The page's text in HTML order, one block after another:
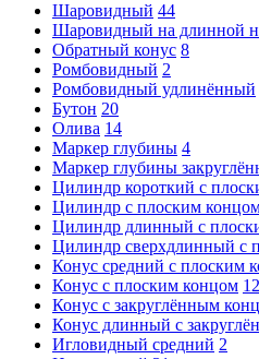
Шаровидный 44
Шаровидный на длинной
Обратный конус 8
Ромбовидный 2
Ромбовидный удлинённый
Бутон 20
Олива 14
Маркер глубины 4
Маркер глубины
Цилиндр короткий с
Цилиндр с плоским
Цилиндр длинный с
Цилиндр сверхдлинный с
Конус средний с плоским
Конус с плоским концом 12
Конус с закруглённым
Конус длинный с
Игловидный средний 2